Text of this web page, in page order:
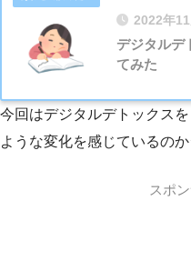
2022年11
デジタルデ
てみた
今回はデジタルデトックス
ような変化を感じているの
スポ